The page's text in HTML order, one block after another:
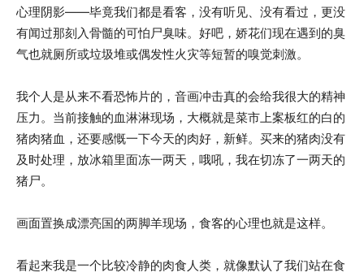
心理阴影——毕竟我们都是看客，没有听见、没有看过，更没
有闻过那刻入骨髓的可怕尸臭味。好吧，娇花们现在遇到的臭
气也就厕所或垃圾堆或偶发性火灾等短暂的嗅觉刺激。
我个人是从来不看恐怖片的，音画冲击真的会给我很大的精神
压力。当前接触的血淋淋现场，大概就是菜市上案板红的白的
猪肉猪血，还要感慨一下今天的肉好，新鲜。买来的猪肉没有
及时处理，放冰箱里面冻一两天，哦吼，我在切冻了一两天的
猪尸。
画面置换成漂亮国的两脚羊现场，食客的心理也就是这样。
看起来我是一个比较冷静的肉食人类，就像默认了我们站在食